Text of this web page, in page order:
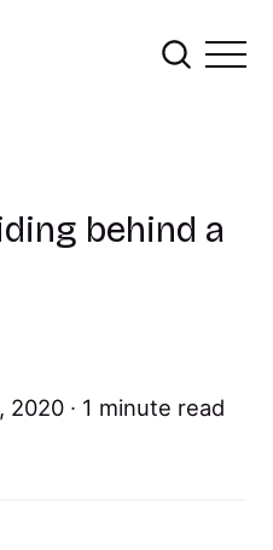
2020 1 minute read
behind a